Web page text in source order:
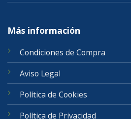
Más información
Condiciones de Compra
Aviso Legal
Política de Cookies
Política de Privacidad